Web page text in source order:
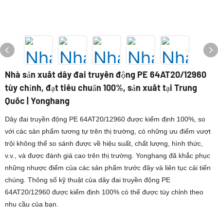
Nhà sản xuất dây đai truyền động PE 64AT20/12960
tùy chỉnh, đạt tiêu chuẩn 100%, sản xuất tại Trung
Quốc | Yonghang
Dây đai truyền động PE 64AT20/12960 được kiểm định 100%, so
với các sản phẩm tương tự trên thị trường, có những ưu điểm vượt
trội không thể so sánh được về hiệu suất, chất lượng, hình thức,
v.v., và được đánh giá cao trên thị trường. Yonghang đã khắc phục
những nhược điểm của các sản phẩm trước đây và liên tục cải tiến
chúng. Thông số kỹ thuật của dây đai truyền động PE
64AT20/12960 được kiểm định 100% có thể được tùy chỉnh theo
nhu cầu của bạn.